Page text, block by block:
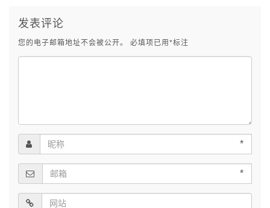
发表评论
您的电子邮箱地址不会被公开。 必填项已用 *标注
*
*